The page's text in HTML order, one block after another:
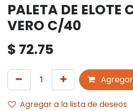
PALETA DE ELOTE
VERO C/40
$ 72.75
Agregar a la lista de deseos